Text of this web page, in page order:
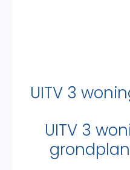
UITV 3
UITV 3
grondplan